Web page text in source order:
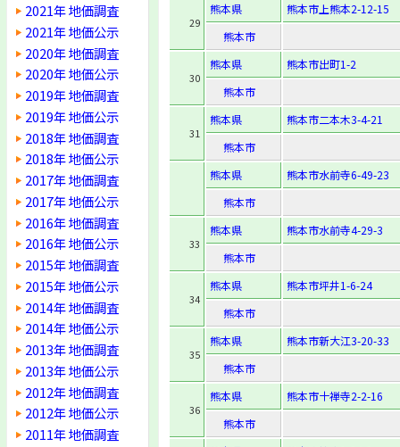
2021年 地価調査
2021年 地価公示
2020年 地価調査
2020年 地価公示
2019年 地価調査
2019年 地価公示
2018年 地価調査
2018年 地価公示
2017年 地価調査
2017年 地価公示
2016年 地価調査
2016年 地価公示
2015年 地価調査
2015年 地価公示
2014年 地価調査
2014年 地価公示
2013年 地価調査
2013年 地価公示
2012年 地価調査
2012年 地価公示
2011年 地価調査
29
熊本県
熊本市上熊本2-12-15
熊本市
30
熊本県
熊本市出町1-2
熊本市
31
熊本県
熊本市二本木3-4-21
熊本市
熊本県
熊本市水前寺6-49-23
熊本市
33
熊本県
熊本市水前寺4-29-3
熊本市
34
熊本県
熊本市坪井1-6-24
熊本市
35
熊本県
熊本市新大江3-20-33
熊本市
36
熊本県
熊本市十禅寺2-2-16
熊本市